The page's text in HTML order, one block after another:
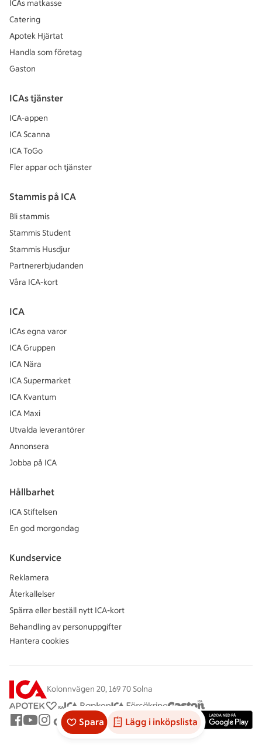
Spara Lägg i inköpslista
ICAs matkasse
Catering
Apotek Hjärtat
Handla som företag
Gaston
ICAs tjänster
ICA-appen
ICA Scanna
ICA ToGo
Fler appar och tjänster
Stammis på ICA
Bli stammis
Stammis Student
Stammis Husdjur
Partnererbjudanden
Våra ICA-kort
ICA
ICAs egna varor
ICA Gruppen
ICA Nära
ICA Supermarket
ICA Kvantum
ICA Maxi
Utvalda leverantörer
Annonsera
Jobba på ICA
Hållbarhet
ICA Stiftelsen
En god morgondag
Kundservice
Reklamera
Återkallelser
Spärra eller beställ nytt ICA-kort
Behandling av personuppgifter
Hantera cookies
Kolonnvägen 20, 169 70 Solna